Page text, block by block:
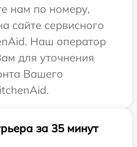
нам по номеру,
сайте сервисного
Наш оператор
для уточнения
Вашего
за 35 минут